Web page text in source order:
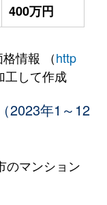
400万円
情報 （http
工して作成
2023年1～12
のマンション